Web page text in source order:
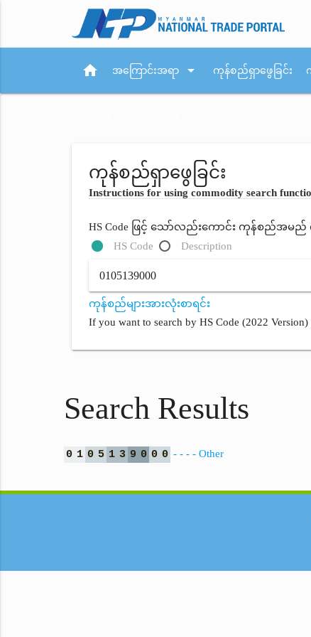
home အကြောင်းအရာ arrow_drop_down ကုန်စည်ရှာဖွေခြင်း
ကုန်စည်ရှာဖွေခြင်း
Instructions for using commodity search
HS Code ဖြင့် သော်လည်းကောင်း ကုန်စည်အမည်
HS Code
Description
ကုန်စည်များအားလုံးစာရင်း
If you want to search by HS Code (2022
Search Results
0 1 0 5 1 3 9 0 0 0 - - - - Other